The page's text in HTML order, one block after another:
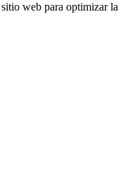
web para optimizar la